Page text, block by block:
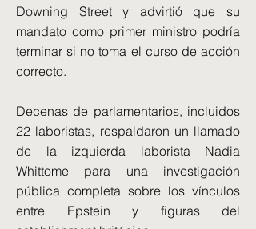
Downing Street y advirtió que su
mandato como primer ministro podría
terminar si no toma el curso de acción
correcto.
Decenas de parlamentarios, incluidos
22 laboristas, respaldaron un llamado
de la izquierda laborista Nadia
Whittome para una investigación
pública completa sobre los vínculos
entre Epstein y figuras del